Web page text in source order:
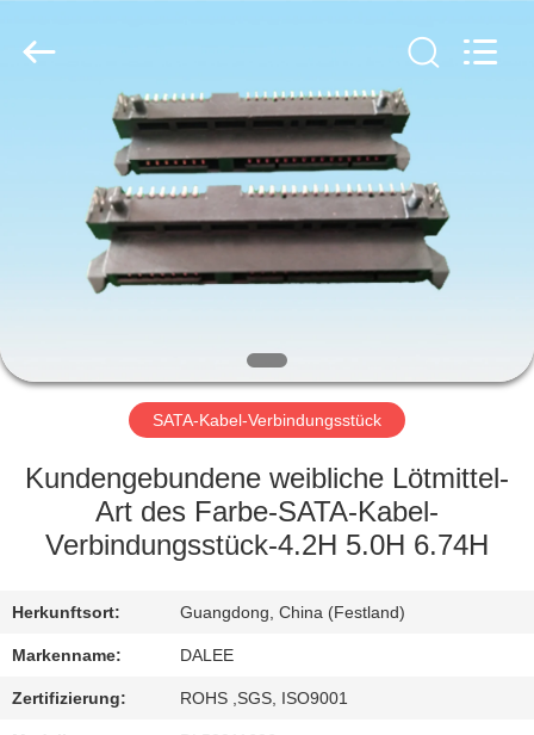
PRODUKTE
ÜBER
FABRIK-
AUSFLUG
QUALITÄTSKONTROLLE
SIE
MIT
UNS
Reserved.
Developed
SATA-Kabel-Verbindungsstück
Kundengebundene weibliche Lötmittel-
Art des Farbe-SATA-Kabel-
Verbindungsstück-4.2H 5.0H 6.74H
Herkunftsort: Guangdong, China (Festland)
Markenname: DALEE
Zertifizierung: ROHS ,SGS, ISO9001